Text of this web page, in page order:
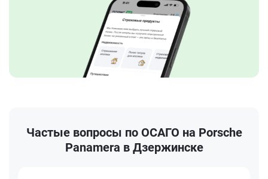
Частые вопросы по ОСАГО на Porsche
Panamera в Дзержинске